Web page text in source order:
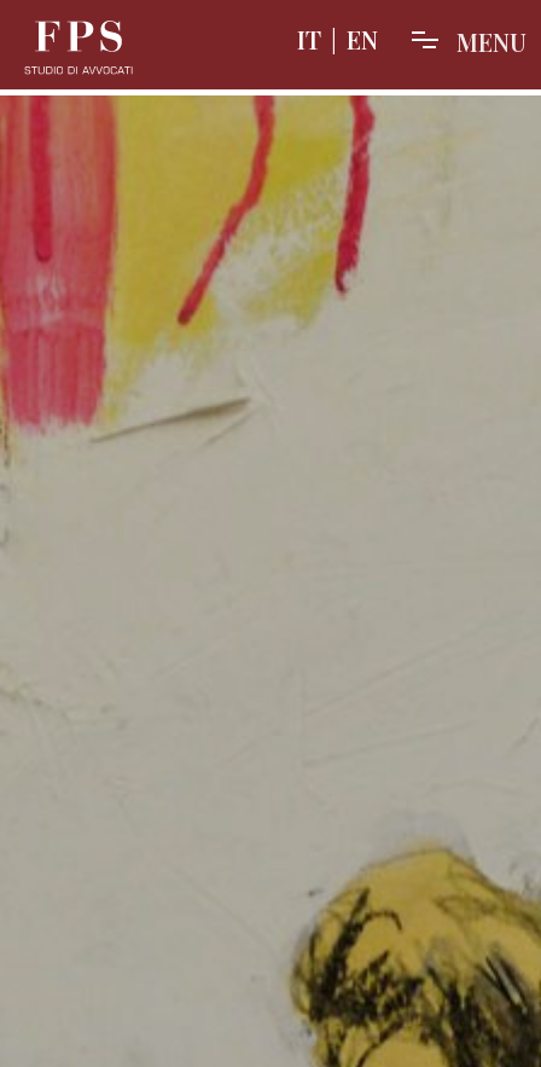
MENU
IT EN